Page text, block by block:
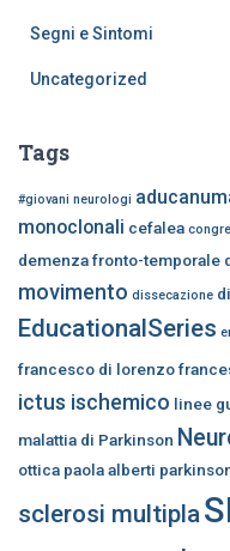
Segni e Sintomi
Uncategorized
Tags
#giovani neurologi
monoclonali cefalea
demenza fronto-temporale
movimento dissecazione
EducationalSeries
francesco di lorenzo
ictus ischemico linee
malattia di Parkinson
ottica paola alberti
sclerosi multipla